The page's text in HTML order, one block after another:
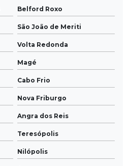
Belford Roxo
São João de Meriti
Volta Redonda
Magé
Cabo Frio
Nova Friburgo
Angra dos Reis
Teresópolis
Nilópolis